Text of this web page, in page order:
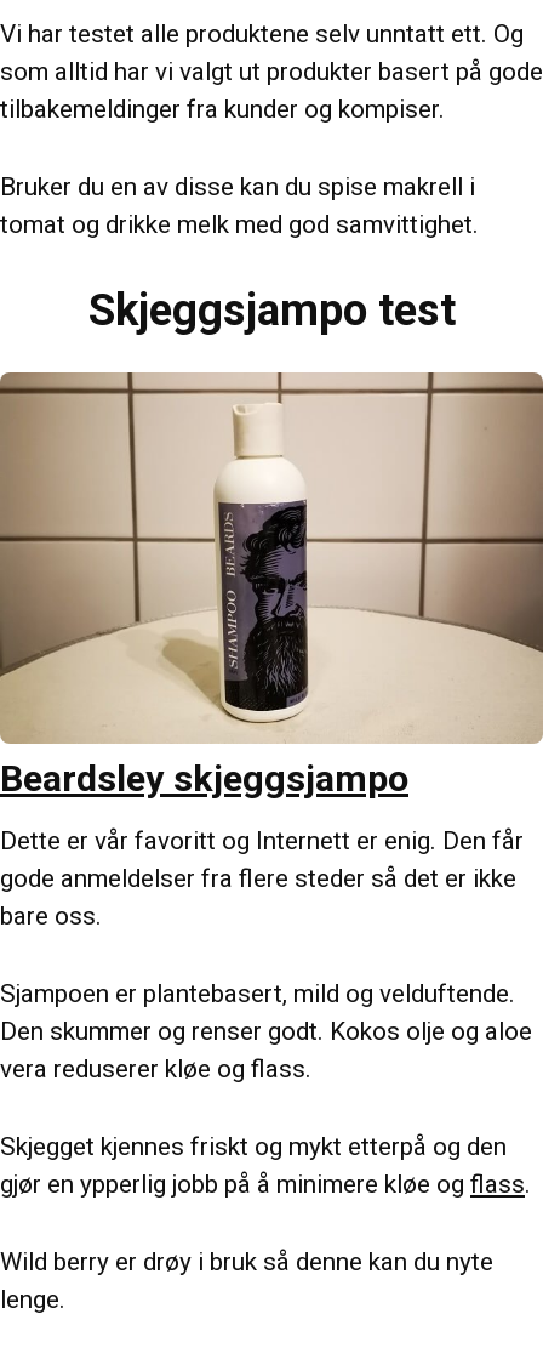
Vi har testet alle produktene selv unntatt ett. Og
som alltid har vi valgt ut produkter basert på gode
tilbakemeldinger fra kunder og kompiser.
Bruker du en av disse kan du spise makrell i
tomat og drikke melk med god samvittighet.
Skjeggsjampo test
Beardsley skjeggsjampo
Dette er vår favoritt og Internett er enig. Den får
gode anmeldelser fra flere steder så det er ikke
bare oss.
Sjampoen er plantebasert, mild og velduftende.
Den skummer og renser godt. Kokos olje og aloe
vera reduserer kløe og flass.
Skjegget kjennes friskt og mykt etterpå og den
gjør en ypperlig jobb på å minimere kløe og flass.
Wild berry er drøy i bruk så denne kan du nyte
lenge.